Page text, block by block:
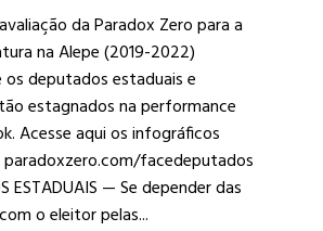
da Paradox Zero para a
na Alepe (2019-2022)
deputados estaduais e
estagnados na performance
Acesse aqui os infográficos
facedeputados
ESTADUAIS — Se depender das
o eleitor pelas...